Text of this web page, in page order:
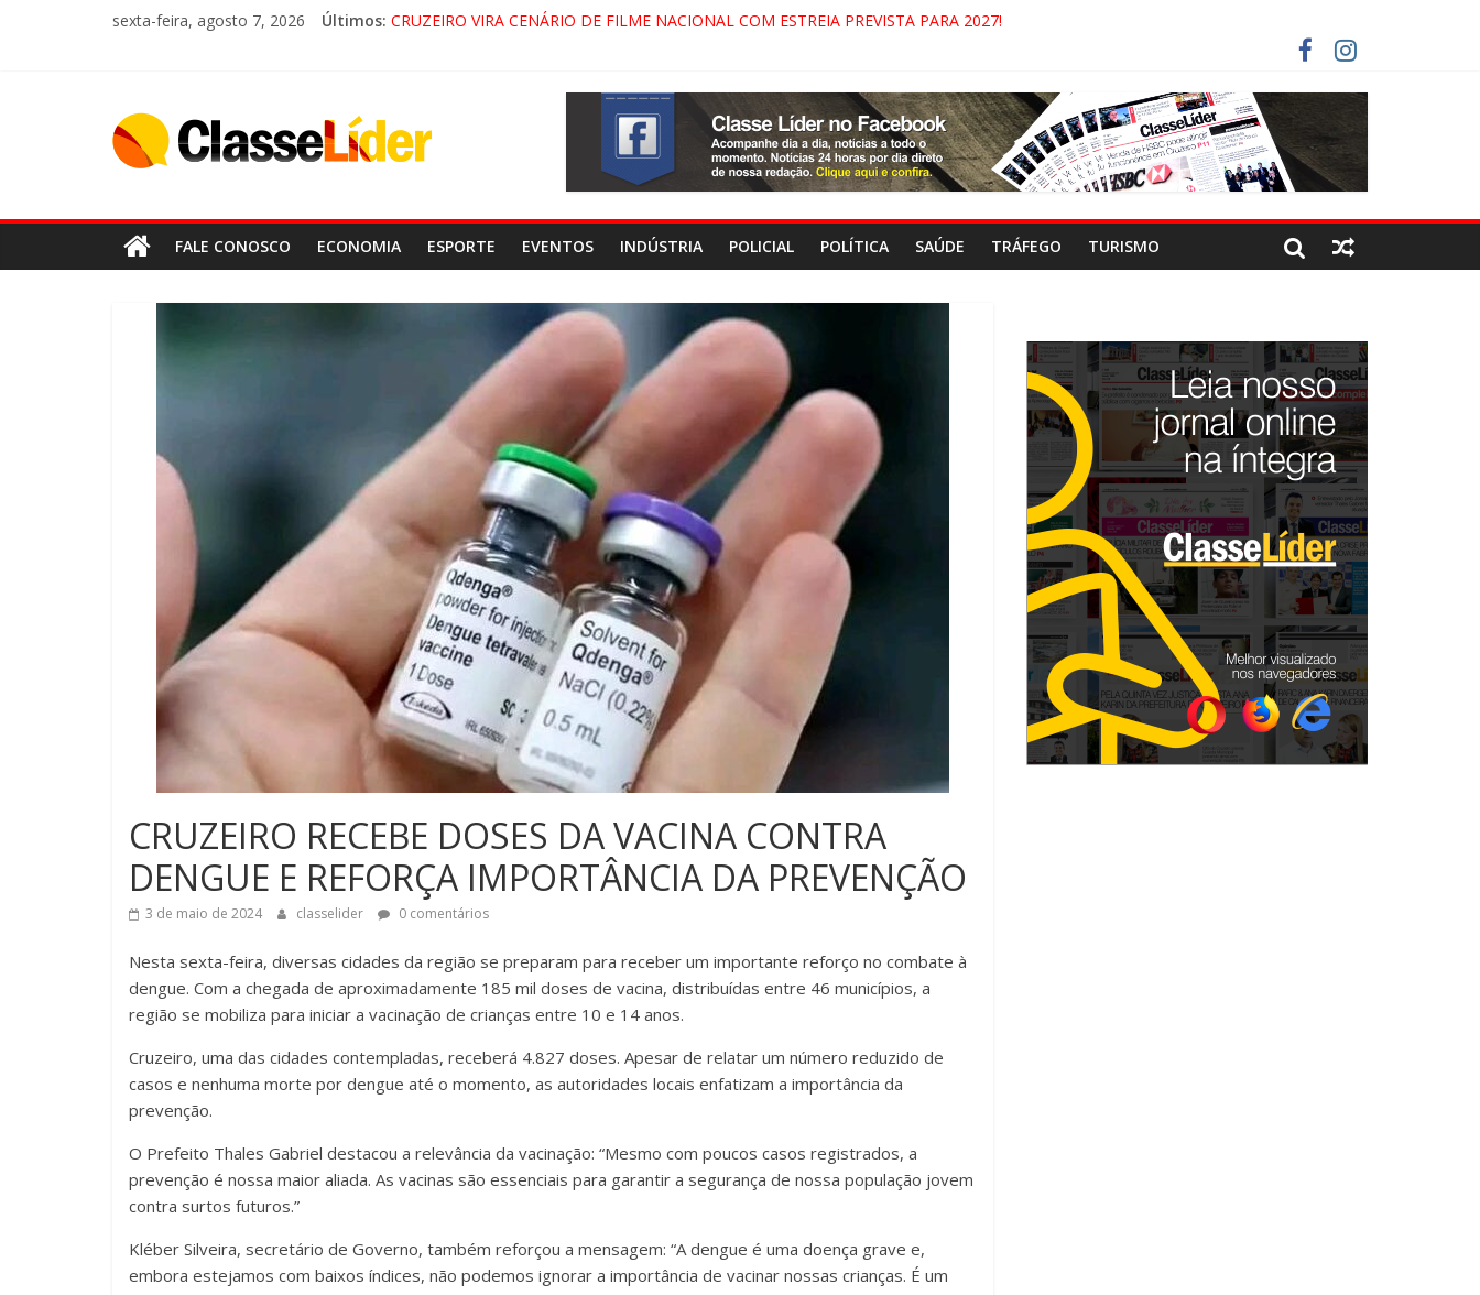
sexta-feira, agosto 7, 2026 Últimos: CRUZEIRO VIRA CENÁRIO DE FILME NACIONAL COM ESTREIA PREVISTA PARA 2027!
ACESSO À APARECIDA NA DUTRA SERÁ BLOQUEADO NO FIM DE SEMANA; MOTORISTAS DEVEM USAR ROTAS ALTERNATIVAS
LORENA, PINDAMONHANGABA E QUELUZ NA RETA FINAL PELA FÁBRICA DA COCA-COLA!
FALE CONOSCO ECONOMIA ESPORTE EVENTOS INDÚSTRIA POLICIAL POLÍTICA SAÚDE TRÁFEGO TURISMO
CRUZEIRO RECEBE DOSES DA VACINA CONTRA
DENGUE E REFORÇA IMPORTÂNCIA DA PREVENÇÃO
3 de maio de 2024 classelider 0 comentários
Nesta sexta-feira, diversas cidades da região se preparam para receber um importante reforço no combate à
dengue. Com a chegada de aproximadamente 185 mil doses de vacina, distribuídas entre 46 municípios, a
região se mobiliza para iniciar a vacinação de crianças entre 10 e 14 anos.
Cruzeiro, uma das cidades contempladas, receberá 4.827 doses. Apesar de relatar um número reduzido de
casos e nenhuma morte por dengue até o momento, as autoridades locais enfatizam a importância da
prevenção.
O Prefeito Thales Gabriel destacou a relevância da vacinação: “Mesmo com poucos casos registrados, a
prevenção é nossa maior aliada. As vacinas são essenciais para garantir a segurança de nossa população jovem
contra surtos futuros.”
Kléber Silveira, secretário de Governo, também reforçou a mensagem: “A dengue é uma doença grave e,
embora estejamos com baixos índices, não podemos ignorar a importância de vacinar nossas crianças. É um